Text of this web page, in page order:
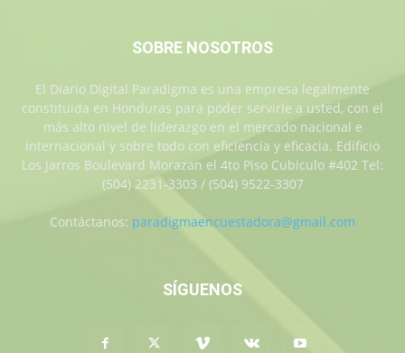
SOBRE NOSOTROS
El Diario Digital Paradigma es una empresa legalmente
constituida en Honduras para poder servirle a usted, con el
más alto nivel de liderazgo en el mercado nacional e
internacional y sobre todo con eficiencia y eficacia. Edificio
Los Jarros Boulevard Morazan el 4to Piso Cubiculo #402 Tel:
(504) 2231-3303 / (504) 9522-3307
Contáctanos: paradigmaencuestadora@gmail.com
SÍGUENOS